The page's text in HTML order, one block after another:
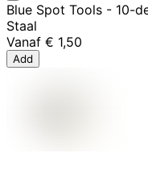
Blue Spot Tools - 10-
Staal
Vanaf € 1,50
Add